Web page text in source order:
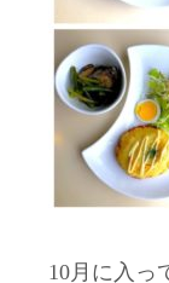
10月に入っ
ンチ